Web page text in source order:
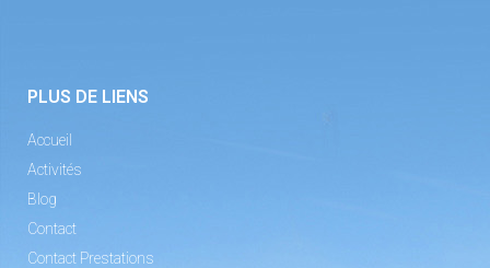
PLUS DE LIENS
Accueil
Activités
Blog
Contact
Contact Prestations